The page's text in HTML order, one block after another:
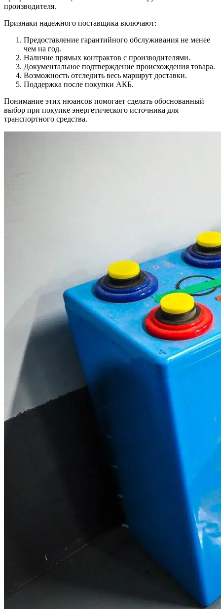
производителя.
Признаки надежного поставщика включают:
Предоставление гарантийного обслуживания не менее
чем на год.
Наличие прямых контрактов с производителями.
Документальное подтверждение происхождения товара.
Возможность отследить весь маршрут доставки.
Поддержка после покупки АКБ.
Понимание этих нюансов помогает сделать обоснованный
выбор при покупке энергетического источника для
транспортного средства.